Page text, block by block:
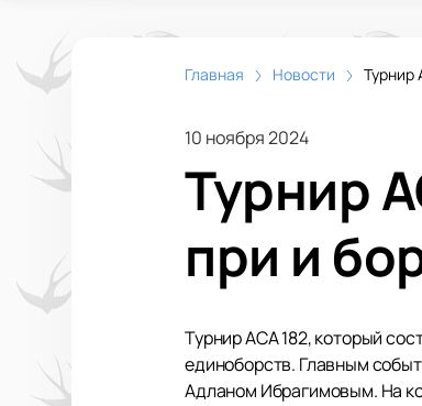
Главная Новости Турнир
10 ноября 2024
Турнир
при и
Турнир ACA 182, который
единоборств. Главным
Адланом Ибрагимовым. На